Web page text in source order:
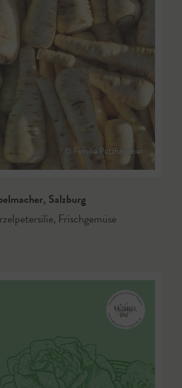
© Familie Putzhammer
, Salzburg
, Frischgemüse
Ablehnen der Kategorie Analyse / Statistik
Ablehnen des Dienstes Meta Pixel